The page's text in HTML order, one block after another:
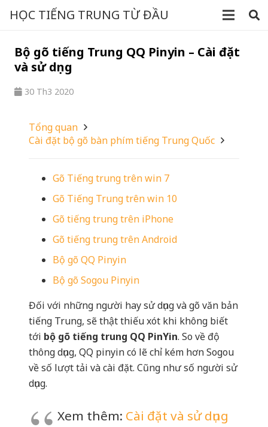
HỌC TIẾNG TRUNG TỪ ĐẦU
Bộ gõ tiếng Trung QQ Pinyin – Cài đặt
và sử dụng
30 Th3 2020
Tổng quan
Cài đặt bộ gõ bàn phím tiếng Trung Quốc
Gõ Tiếng trung trên win 7
Gõ Tiếng Trung trên win 10
Gõ tiếng trung trên iPhone
Gõ tiếng trung trên Android
Bộ gõ QQ Pinyin
Bộ gõ Sogou Pinyin
Đối với những người hay sử dụng và gõ văn bản
tiếng Trung, sẽ thật thiếu xót khi không biết
tới bộ gõ tiếng trung QQ PinYin. So về độ
thông dụng, QQ pinyin có lẽ chỉ kém hơn Sogou
về số lượt tải và cài đặt. Cũng như số người sử
dụng.
Xem thêm: Cài đặt và sử dụng